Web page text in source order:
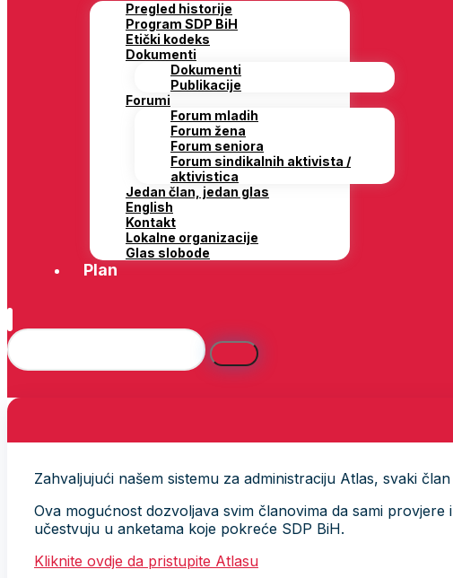
Pregled historije
Program SDP BiH
Etički kodeks
Dokumenti
Dokumenti
Publikacije
Forumi
Forum mladih
Forum žena
Forum seniora
Forum sindikalnih aktivista /
aktivistica
Jedan član, jedan glas
English
Kontakt
Lokalne organizacije
Glas slobode
Plan
Zahvaljujući našem sistemu za administraciju Atlas, svaki
Ova mogućnost dozvoljava svim članovima da sami
učestvuju u anketama koje pokreće SDP BiH.
Kliknite ovdje da pristupite Atlasu